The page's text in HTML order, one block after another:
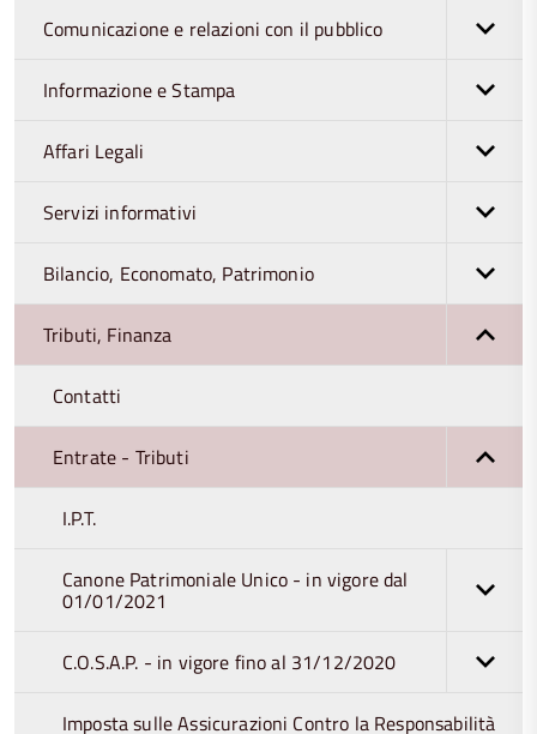
Comunicazione e relazioni con il pubblico
Informazione e Stampa
Affari Legali
Servizi informativi
Bilancio, Economato, Patrimonio
Tributi, Finanza
Contatti
Entrate - Tributi
I.P.T.
Canone Patrimoniale Unico - in vigore dal
01/01/2021
C.O.S.A.P. - in vigore fino al 31/12/2020
Imposta sulle Assicurazioni Contro la Responsabilità